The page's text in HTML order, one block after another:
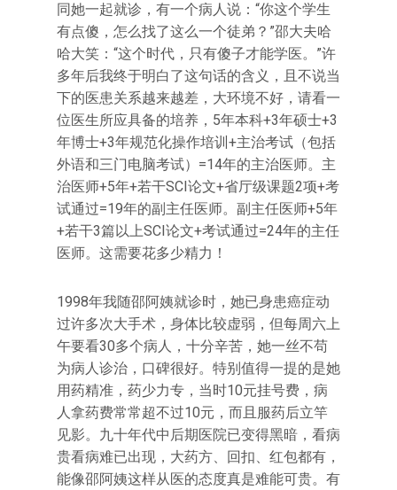
同她一起就诊，有一个病人说：“你这个学生
有点傻，怎么找了这么一个徒弟？”邵大夫哈
哈大笑：“这个时代，只有傻子才能学医。”许
多年后我终于明白了这句话的含义，且不说当
下的医患关系越来越差，大环境不好，请看一
位医生所应具备的培养，5年本科+3年硕士+3
年博士+3年规范化操作培训+主治考试（包括
外语和三门电脑考试）=14年的主治医师。主
治医师+5年+若干SCI论文+省厅级课题2项+考
试通过=19年的副主任医师。副主任医师+5年
+若干3篇以上SCI论文+考试通过=24年的主任
医师。这需要花多少精力！
1998年我随邵阿姨就诊时，她已身患癌症动
过许多次大手术，身体比较虚弱，但每周六上
午要看30多个病人，十分辛苦，她一丝不苟
为病人诊治，口碑很好。特别值得一提的是她
用药精准，药少力专，当时10元挂号费，病
人拿药费常常超不过10元，而且服药后立竿
见影。九十年代中后期医院已变得黑暗，看病
贵看病难已出现，大药方、回扣、红包都有，
能像邵阿姨这样从医的态度真是难能可贵。有